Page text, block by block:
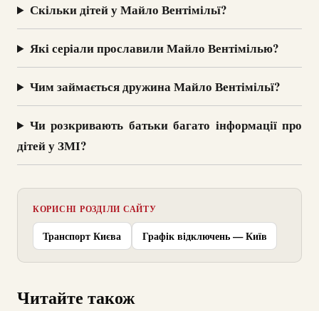
Скільки дітей у Майло Вентімільї?
Які серіали прославили Майло Вентімілью?
Чим займається дружина Майло Вентімільї?
Чи розкривають батьки багато інформації про
дітей у ЗМІ?
КОРИСНІ РОЗДІЛИ САЙТУ
Транспорт Києва Графік відключень — Київ
Читайте також